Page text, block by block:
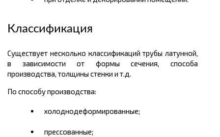
Классификация
Существует несколько классификаций трубы латунной,
в зависимости от формы сечения, способа
производства, толщины стенки и т.д.
По способу производства:
холоднодеформированные;
прессованные;